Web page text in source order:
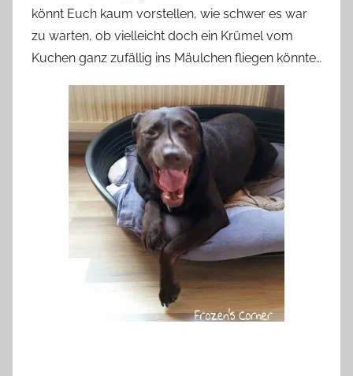
könnt Euch kaum vorstellen, wie schwer es war
zu warten, ob vielleicht doch ein Krümel vom
Kuchen ganz zufällig ins Mäulchen fliegen könnte…